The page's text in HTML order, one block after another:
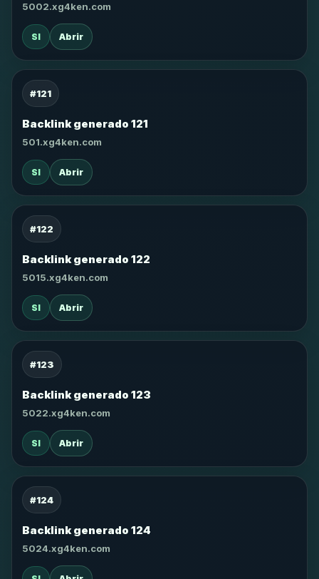
5002.xg4ken.com
SI Abrir
#121
Backlink generado 121
501.xg4ken.com
SI Abrir
#122
Backlink generado 122
5015.xg4ken.com
SI Abrir
#123
Backlink generado 123
5022.xg4ken.com
SI Abrir
#124
Backlink generado 124
5024.xg4ken.com